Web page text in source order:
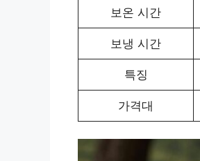
보온 시간
보냉 시간
특징
가격대